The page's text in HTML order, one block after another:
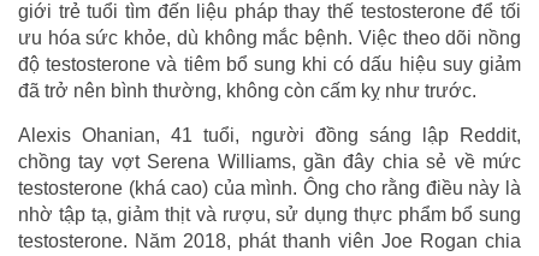
giới trẻ tuổi tìm đến liệu pháp thay thế testosterone để tối
ưu hóa sức khỏe, dù không mắc bệnh. Việc theo dõi nồng
độ testosterone và tiêm bổ sung khi có dấu hiệu suy giảm
đã trở nên bình thường, không còn cấm kỵ như trước.
Alexis Ohanian, 41 tuổi, người đồng sáng lập Reddit,
chồng tay vợt Serena Williams, gần đây chia sẻ về mức
testosterone (khá cao) của mình. Ông cho rằng điều này là
nhờ tập tạ, giảm thịt và rượu, sử dụng thực phẩm bổ sung
testosterone. Năm 2018, phát thanh viên Joe Rogan chia